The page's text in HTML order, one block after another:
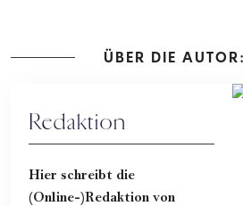
ÜBER DIE
Redaktion
Hier schreibt die
(Online-)Redaktion von